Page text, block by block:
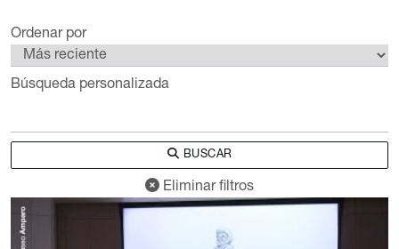
Ordenar por
Búsqueda personalizada
BUSCAR
Eliminar filtros